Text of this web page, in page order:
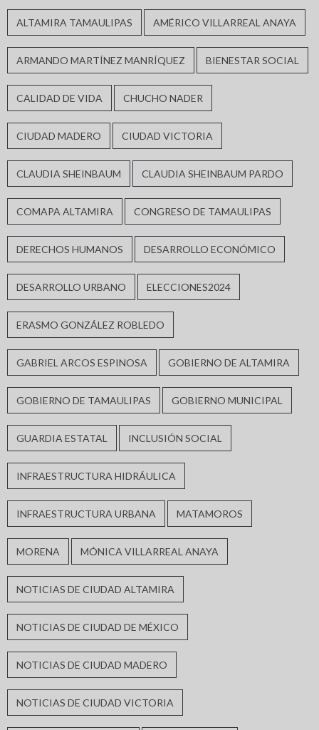
ALTAMIRA TAMAULIPAS AMÉRICO VILLARREAL ANAYA
ARMANDO MARTÍNEZ MANRÍQUEZ BIENESTAR SOCIAL
CALIDAD DE VIDA CHUCHO NADER
CIUDAD MADERO CIUDAD VICTORIA
CLAUDIA SHEINBAUM CLAUDIA SHEINBAUM PARDO
COMAPA ALTAMIRA CONGRESO DE TAMAULIPAS
DERECHOS HUMANOS DESARROLLO ECONÓMICO
DESARROLLO URBANO ELECCIONES2024
ERASMO GONZÁLEZ ROBLEDO
GABRIEL ARCOS ESPINOSA GOBIERNO DE ALTAMIRA
GOBIERNO DE TAMAULIPAS GOBIERNO MUNICIPAL
GUARDIA ESTATAL INCLUSIÓN SOCIAL
INFRAESTRUCTURA HIDRÁULICA
INFRAESTRUCTURA URBANA MATAMOROS
MORENA MÓNICA VILLARREAL ANAYA
NOTICIAS DE CIUDAD ALTAMIRA
NOTICIAS DE CIUDAD DE MÉXICO
NOTICIAS DE CIUDAD MADERO
NOTICIAS DE CIUDAD VICTORIA